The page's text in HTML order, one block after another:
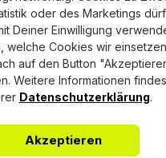
oder des Marketings
Deiner Einwilligung
welche Cookies wir
auf den Button
Weitere Informationen
Datenschutzerklärung.
Akzeptieren